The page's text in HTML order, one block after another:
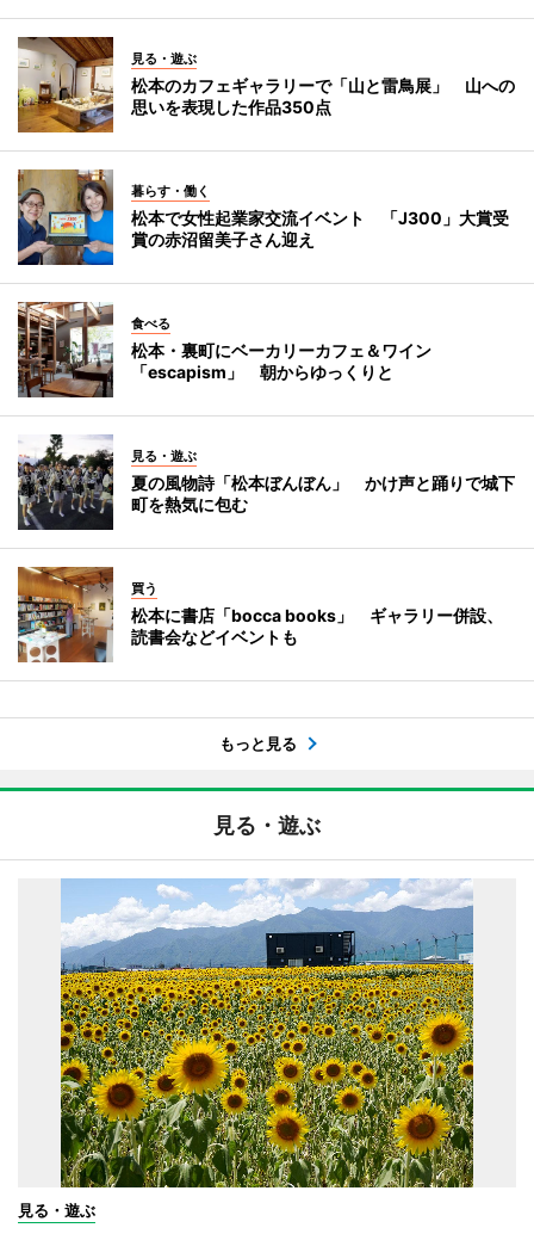
見る・遊ぶ
松本のカフェギャラリーで「山と雷鳥展」 山への
思いを表現した作品350点
暮らす・働く
松本で女性起業家交流イベント 「J300」大賞受
賞の赤沼留美子さん迎え
食べる
松本・裏町にベーカリーカフェ＆ワイン
「escapism」 朝からゆっくりと
見る・遊ぶ
夏の風物詩「松本ぼんぼん」 かけ声と踊りで城下
町を熱気に包む
買う
松本に書店「bocca books」 ギャラリー併設、
読書会などイベントも
もっと見る
見る・遊ぶ
見る・遊ぶ